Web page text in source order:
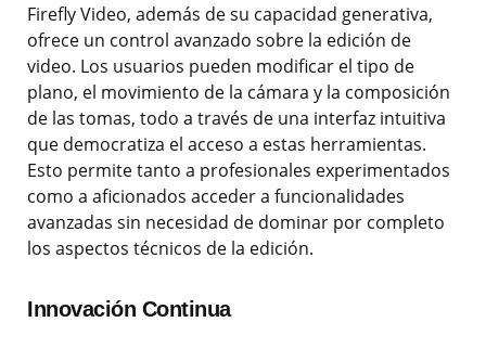
Firefly Video, además de su capacidad generativa,
ofrece un control avanzado sobre la edición de
video. Los usuarios pueden modificar el tipo de
plano, el movimiento de la cámara y la composición
de las tomas, todo a través de una interfaz intuitiva
que democratiza el acceso a estas herramientas.
Esto permite tanto a profesionales experimentados
como a aficionados acceder a funcionalidades
avanzadas sin necesidad de dominar por completo
los aspectos técnicos de la edición.
Innovación Continua